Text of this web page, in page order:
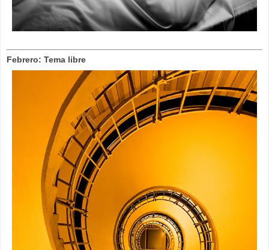
Febrero: Tema libre